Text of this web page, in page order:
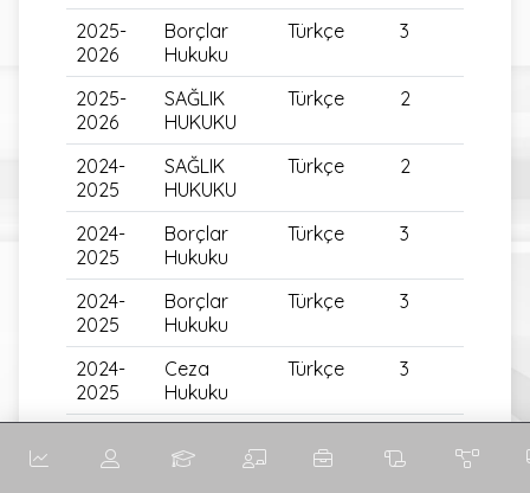
2025-
2026
Borçlar
Hukuku
Türkçe 3
2025-
2026
SAĞLIK
HUKUKU
Türkçe 2
2024-
2025
SAĞLIK
HUKUKU
Türkçe 2
2024-
2025
Borçlar
Hukuku
Türkçe 3
2024-
2025
Borçlar
Hukuku
Türkçe 3
2024-
2025
Ceza
Hukuku
Türkçe 3
2024
Hukuku